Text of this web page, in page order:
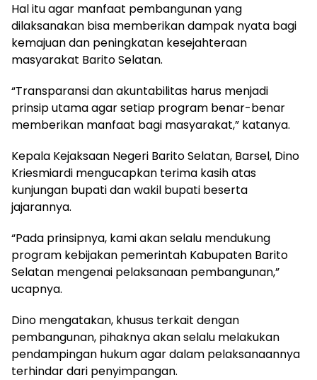
Hal itu agar manfaat pembangunan yang
dilaksanakan bisa memberikan dampak nyata bagi
kemajuan dan peningkatan kesejahteraan
masyarakat Barito Selatan.
“Transparansi dan akuntabilitas harus menjadi
prinsip utama agar setiap program benar-benar
memberikan manfaat bagi masyarakat,” katanya.
Kepala Kejaksaan Negeri Barito Selatan, Barsel, Dino
Kriesmiardi mengucapkan terima kasih atas
kunjungan bupati dan wakil bupati beserta
jajarannya.
“Pada prinsipnya, kami akan selalu mendukung
program kebijakan pemerintah Kabupaten Barito
Selatan mengenai pelaksanaan pembangunan,”
ucapnya.
Dino mengatakan, khusus terkait dengan
pembangunan, pihaknya akan selalu melakukan
pendampingan hukum agar dalam pelaksanaannya
terhindar dari penyimpangan.